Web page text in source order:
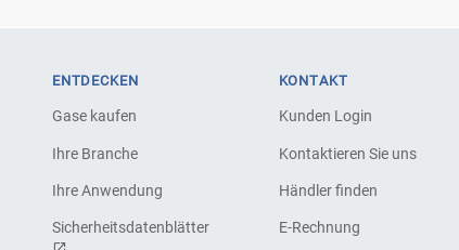
für Laseranwendungen oder in der
Schock ...
ENTDECKEN
Gase kaufen
Ihre Branche
Ihre Anwendung
Sicherheitsdatenblätter
KONTAKT
Kunden Login
Kontaktieren Sie uns
Händler finden
E-Rechnung